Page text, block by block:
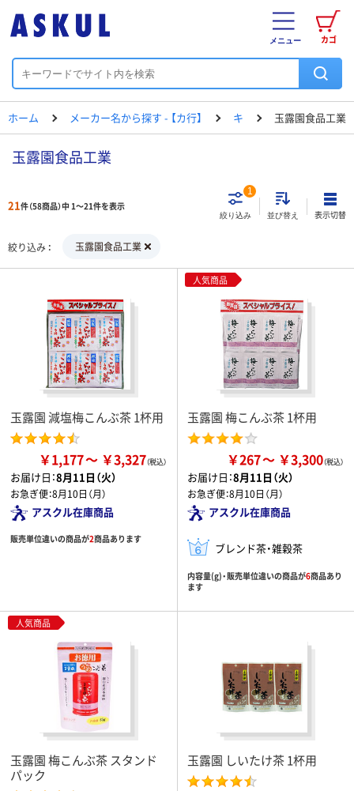
カゴ
メニュー
ホーム メーカー名から探す - 【カ行】 キ 玉露園食品工業
玉露園食品工業
21件（58商品）中 1～21件を表示
絞り込み
1
並び替え 表示切替
絞り込み 玉露園食品工業
玉露園 減塩梅こんぶ茶 1杯用
￥1,177 ￥3,327
お届け日：8月11日（火）
お急ぎ便：8月10日（月）
アスクル在庫商品
販売単位違いの商品が2商品あります
人気商品
玉露園 梅こんぶ茶 1杯用
￥267 ￥3,300
お届け日：8月11日（火）
お急ぎ便：8月10日（月）
アスクル在庫商品
ブレンド茶・雑穀茶
内容量(g)・販売単位違いの商品が6商品あり
ます
人気商品
玉露園 梅こんぶ茶 スタンド
パック
玉露園 しいたけ茶 1杯用